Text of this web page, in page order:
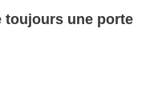
toujours une porte